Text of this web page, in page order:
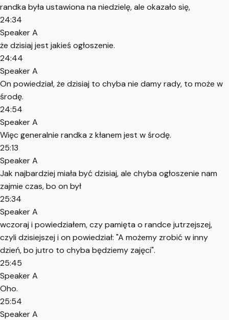
randka była ustawiona na niedzielę, ale okazało się,
24:34
Speaker A
że dzisiaj jest jakieś ogłoszenie.
24:44
Speaker A
On powiedział, że dzisiaj to chyba nie damy rady, to może w
środę.
24:54
Speaker A
Więc generalnie randka z kłanem jest w środę.
25:13
Speaker A
Jak najbardziej miała być dzisiaj, ale chyba ogłoszenie nam
zajmie czas, bo on był
25:34
Speaker A
wczoraj i powiedziałem, czy pamięta o randce jutrzejszej,
czyli dzisiejszej i on powiedział: "A możemy zrobić w inny
dzień, bo jutro to chyba będziemy zajęci".
25:45
Speaker A
Oho.
25:54
Speaker A